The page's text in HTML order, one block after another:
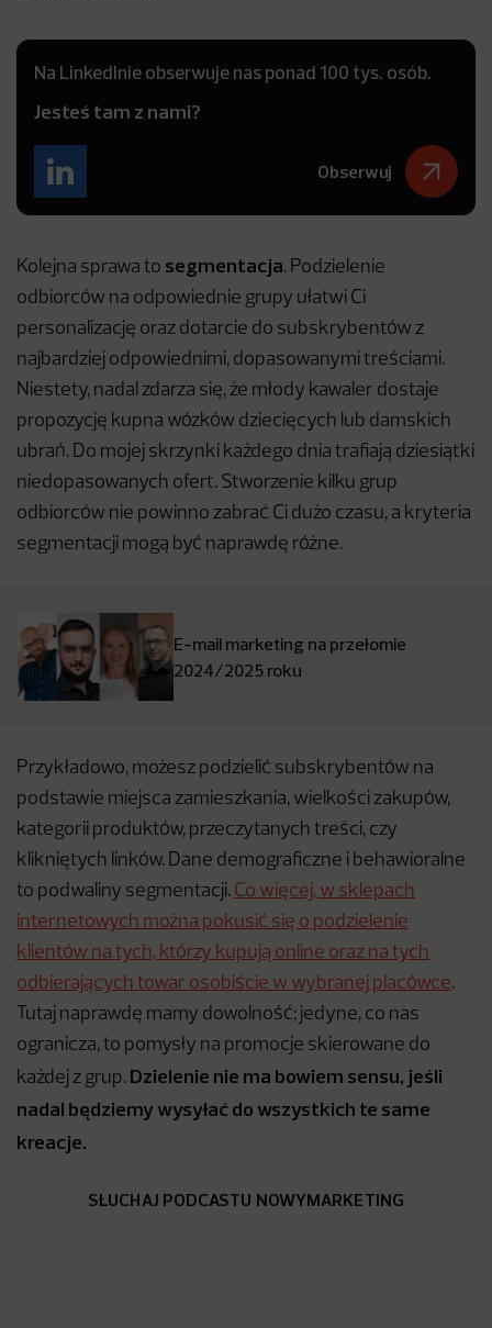
Na LinkedInie obserwuje nas ponad 100 tys. osób.
Jesteś tam z nami?
Obserwuj
Kolejna sprawa to segmentacja. Podzielenie
odbiorców na odpowiednie grupy ułatwi Ci
personalizację oraz dotarcie do subskrybentów z
najbardziej odpowiednimi, dopasowanymi treściami.
Niestety, nadal zdarza się, że młody kawaler dostaje
propozycję kupna wózków dziecięcych lub damskich
ubrań. Do mojej skrzynki każdego dnia trafiają dziesiątki
niedopasowanych ofert. Stworzenie kilku grup
odbiorców nie powinno zabrać Ci dużo czasu, a kryteria
segmentacji mogą być naprawdę różne.
E-mail marketing na przełomie
2024/2025 roku
Przykładowo, możesz podzielić subskrybentów na
podstawie miejsca zamieszkania, wielkości zakupów,
kategorii produktów, przeczytanych treści, czy
klikniętych linków. Dane demograficzne i behawioralne
to podwaliny segmentacji. Co więcej, w sklepach
internetowych można pokusić się o podzielenie
klientów na tych, którzy kupują online oraz na tych
odbierających towar osobiście w wybranej placówce.
Tutaj naprawdę mamy dowolność; jedyne, co nas
ogranicza, to pomysły na promocje skierowane do
każdej z grup. Dzielenie nie ma bowiem sensu, jeśli
nadal będziemy wysyłać do wszystkich te same
kreacje.
SŁUCHAJ PODCASTU NOWYMARKETING